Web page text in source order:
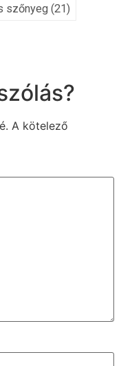
szőnyeg (21)
A kötelező